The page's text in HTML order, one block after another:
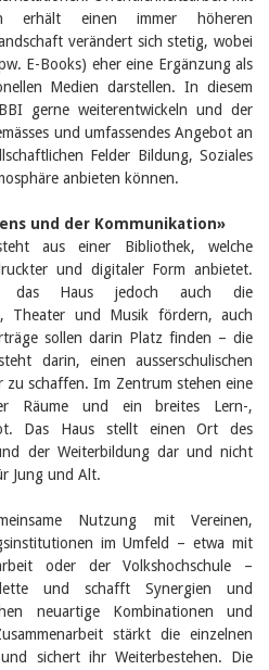
erhält einen immer höheren
verändert sich stetig, wobei
E-Books) eher eine Ergänzung als
Medien darstellen. In diesem
gerne weiterentwickeln und der
und umfassendes Angebot an
Felder Bildung, Soziales
anbieten können.
und der Kommunikation»
aus einer Bibliothek, welche
und digitaler Form anbietet.
das Haus jedoch auch die
Theater und Musik fördern, auch
sollen darin Platz finden – die
darin, einen ausserschulischen
schaffen. Im Zentrum stehen eine
Räume und ein breites Lern-,
Das Haus stellt einen Ort des
der Weiterbildung dar und nicht
Jung und Alt.
Nutzung mit Vereinen,
im Umfeld – etwa mit
oder der Volkshochschule –
und schafft Synergien und
neuartige Kombinationen und
stärkt die einzelnen
sichert ihr Weiterbestehen. Die